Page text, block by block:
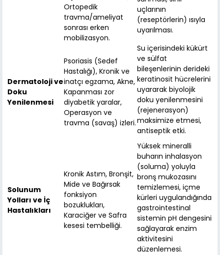
Ortopedik
travma/ameliyat
sonrası erken
mobilizasyon.
uçlarının
(reseptörlerin) ısıyla
uyarılması.
Dermatoloji ve
Doku
Yenilenmesi
Psoriasis (Sedef
Hastalığı), Kronik ve
inatçı egzama, Akne,
Kapanması zor
diyabetik yaralar,
Operasyon ve
travma (savaş) izleri.
Su içerisindeki kükürt
ve sülfat
bileşenlerinin derideki
keratinosit hücrelerini
uyararak biyolojik
doku yenilenmesini
(rejenerasyon)
maksimize etmesi,
antiseptik etki.
Solunum
Yolları ve İç
Hastalıkları
Kronik Astım, Bronşit,
Mide ve Bağırsak
fonksiyon
bozuklukları,
Karaciğer ve Safra
kesesi tembelliği.
Yüksek mineralli
buharın inhalasyon
(soluma) yoluyla
bronş mukozasını
temizlemesi, içme
kürleri uygulandığında
gastrointestinal
sistemin pH dengesini
sağlayarak enzim
aktivitesini
düzenlemesi.